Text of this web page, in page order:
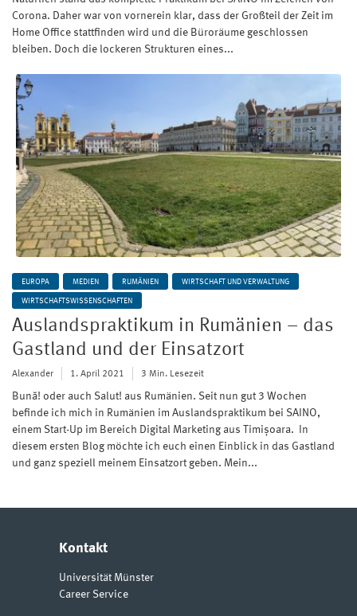
Corona. Daher war von vornerein klar, dass der Großteil der Zeit im
Home Office stattfinden wird und die Büroräume geschlossen
bleiben. Doch die lockeren Strukturen eines...
EUROPA MEDIEN RUMÄNIEN WIRTSCHAFT UND VERWALTUNG
WIRTSCHAFTSWISSENSCHAFTEN
Auslandspraktikum in Rumänien – das
Gastland und der Einsatzort
Alexander 1. April 2021 3 Min. Lesezeit
Bună! oder auch Salut! aus Rumänien. Seit nun gut 3 Wochen
befinde ich mich in Rumänien im Auslandspraktikum bei SAINO,
einem Start-Up im Bereich Digital Marketing aus Timișoara. In
diesem ersten Blog möchte ich euch einen Einblick in das Gastland
und ganz speziell meinem Einsatzort geben. Mein...
Kontakt
Universität Münster
Career Service